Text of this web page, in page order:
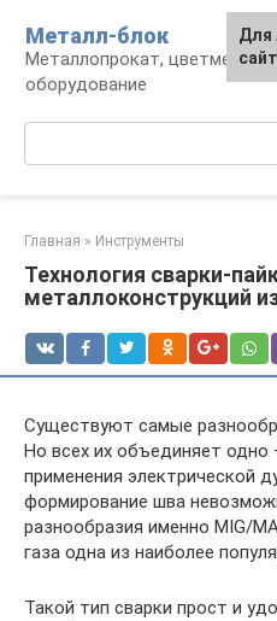
контенту
Металл-блок
Металлопрокат, цветмет,
оборудование
Главная » Инструменты
Технология сварки-
металлоконструкций
Существуют самые
Но всех их объединяет
применения электрической
формирование шва
разнообразия именно MIG/
газа одна из наиболее
Такой тип сварки прост и
Для